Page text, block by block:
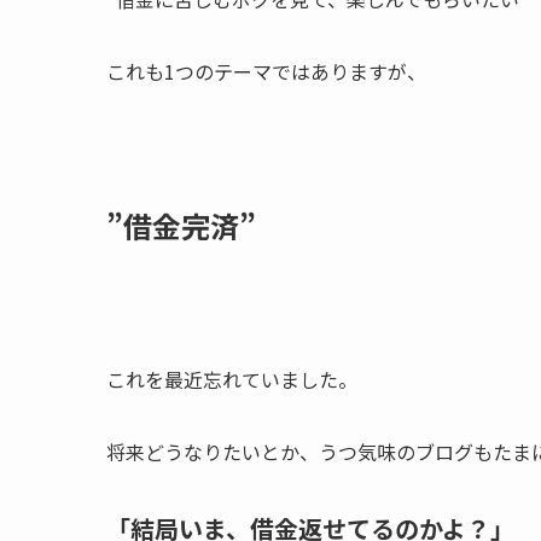
これも1つのテーマではありますが、
”借金完済”
これを最近忘れていました。
将来どうなりたいとか、うつ気味のブログもたま
「結局いま、借金返せてるのかよ？」